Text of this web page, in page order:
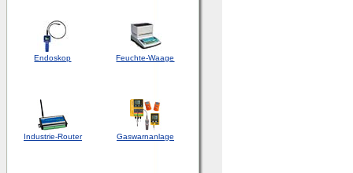
Endoskop Feuchte-Waage
Industrie-Router Gaswarnanlage